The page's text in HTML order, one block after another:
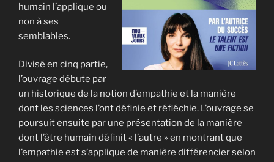
humain l’applique ou
non à ses
semblables.
Divisé en cinq partie,
l’ouvrage débute par
un historique de la notion d’empathie et la manière
dont les sciences l’ont définie et réfléchie. L’ouvrage se
poursuit ensuite par une présentation de la manière
dont l’être humain définit « l’autre » en montrant que
l’empathie est s’applique de manière différencier selon